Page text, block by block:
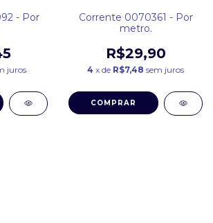
- Por
juros
Corrente 0070361 - Por
metro.
R$29,90
4 x de R$7,48 sem juros
COMPRAR